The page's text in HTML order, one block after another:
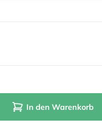
In den Warenkorb